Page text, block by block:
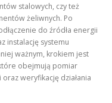
stalowych, czy też
żeliwnych. Po
do źródła energii
instalację systemu
ważnym, krokiem jest
obejmują pomiar
weryfikację działania